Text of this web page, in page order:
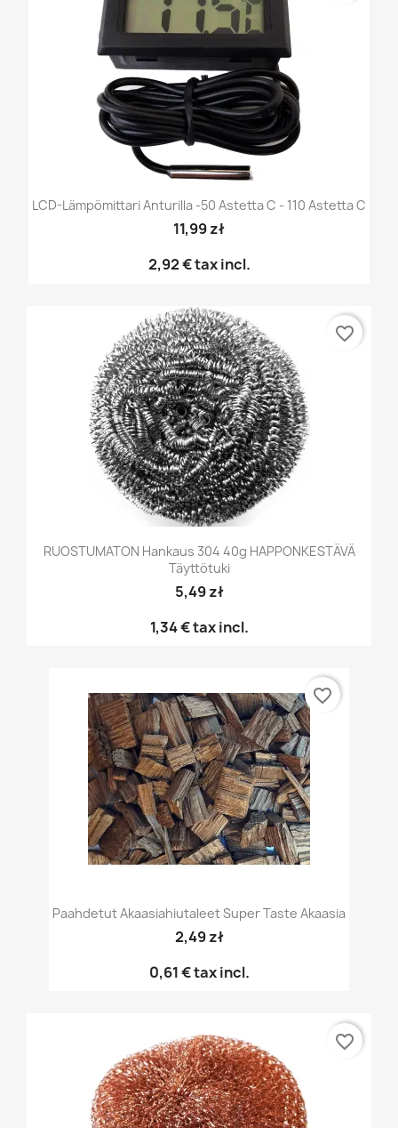
LCD-Lämpömittari Anturilla -50 Astetta C - 110 Astetta C
11,99 zł
2,92 €tax incl.
RUOSTUMATON Hankaus 304 40g HAPPONKESTÄVÄ
Täyttötuki
5,49 zł
1,34 €tax incl.
favorite_border
Paahdetut Akaasiahiutaleet Super Taste Akaasia
2,49 zł
0,61 €tax incl.
favorite_border
favorite_border